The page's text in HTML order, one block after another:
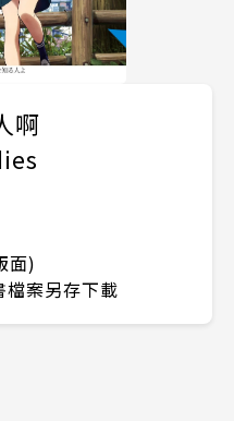
啊
面)
檔案另存下載